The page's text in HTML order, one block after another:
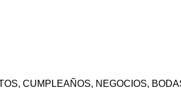
CUMPLEAÑOS, NEGOCIOS,